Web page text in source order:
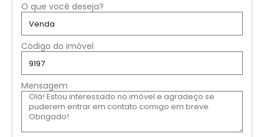
O que você deseja?
Código do imóvel
Mensagem